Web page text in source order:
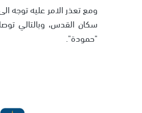
ومع تعذر الامر عليه توجه
سكان القدس، وبالتالي
"حمودة".